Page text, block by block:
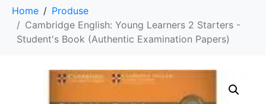
Home
Produse
Cambridge English: Young Learners 2 Starters -
Student's Book (Authentic Examination Papers)